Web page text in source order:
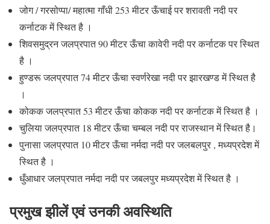
जोग / गरसोप्पा/ महात्मा गाँधी 253 मीटर ऊँचाई पर शरावती नदी पर
कर्नाटक में स्थित है ।
शिवसमुद्रन जलप्रपात 90 मीटर ऊँचा कावेरी नदी पर कर्नाटक पर स्थित
है ।
हुण्डरू जलप्रपात 74 मीटर ऊँचा स्वर्णरेखा नदी पर झारखण्ड में स्थित है
।
कोकक जलप्रपात 53 मीटर ऊँचा कोकक नदी पर कर्नाटक में स्थित है ।
चुलिया जलप्रपात 18 मीटर ऊँचा चम्बल नदी पर राजस्थान में स्थित है।
पुनासा जलप्रपात 10 मीटर ऊँचा नर्मदा नदी पर जलबलपुर , मध्यप्रदेश में
स्थित है ।
धुँआधार जलप्रपात नर्मदा नदी पर जबलपुर मध्यप्रदेश में स्थित है ।
प्रमुख झीलें एवं उनकी अवस्थिति